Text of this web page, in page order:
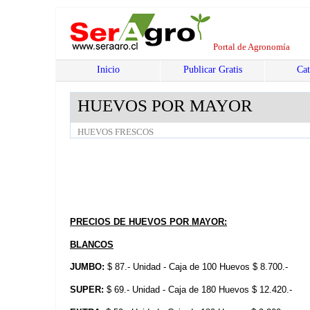
Portal de Agronomía
Inicio Publicar Gratis
HUEVOS POR MAYOR
HUEVOS FRESCOS
PRECIOS DE HUEVOS POR MAYOR:
BLANCOS
JUMBO: $ 87.- Unidad - Caja de 100 Huevos $ 8.700.-
SUPER: $ 69.- Unidad - Caja de 180 Huevos $ 12.420.-